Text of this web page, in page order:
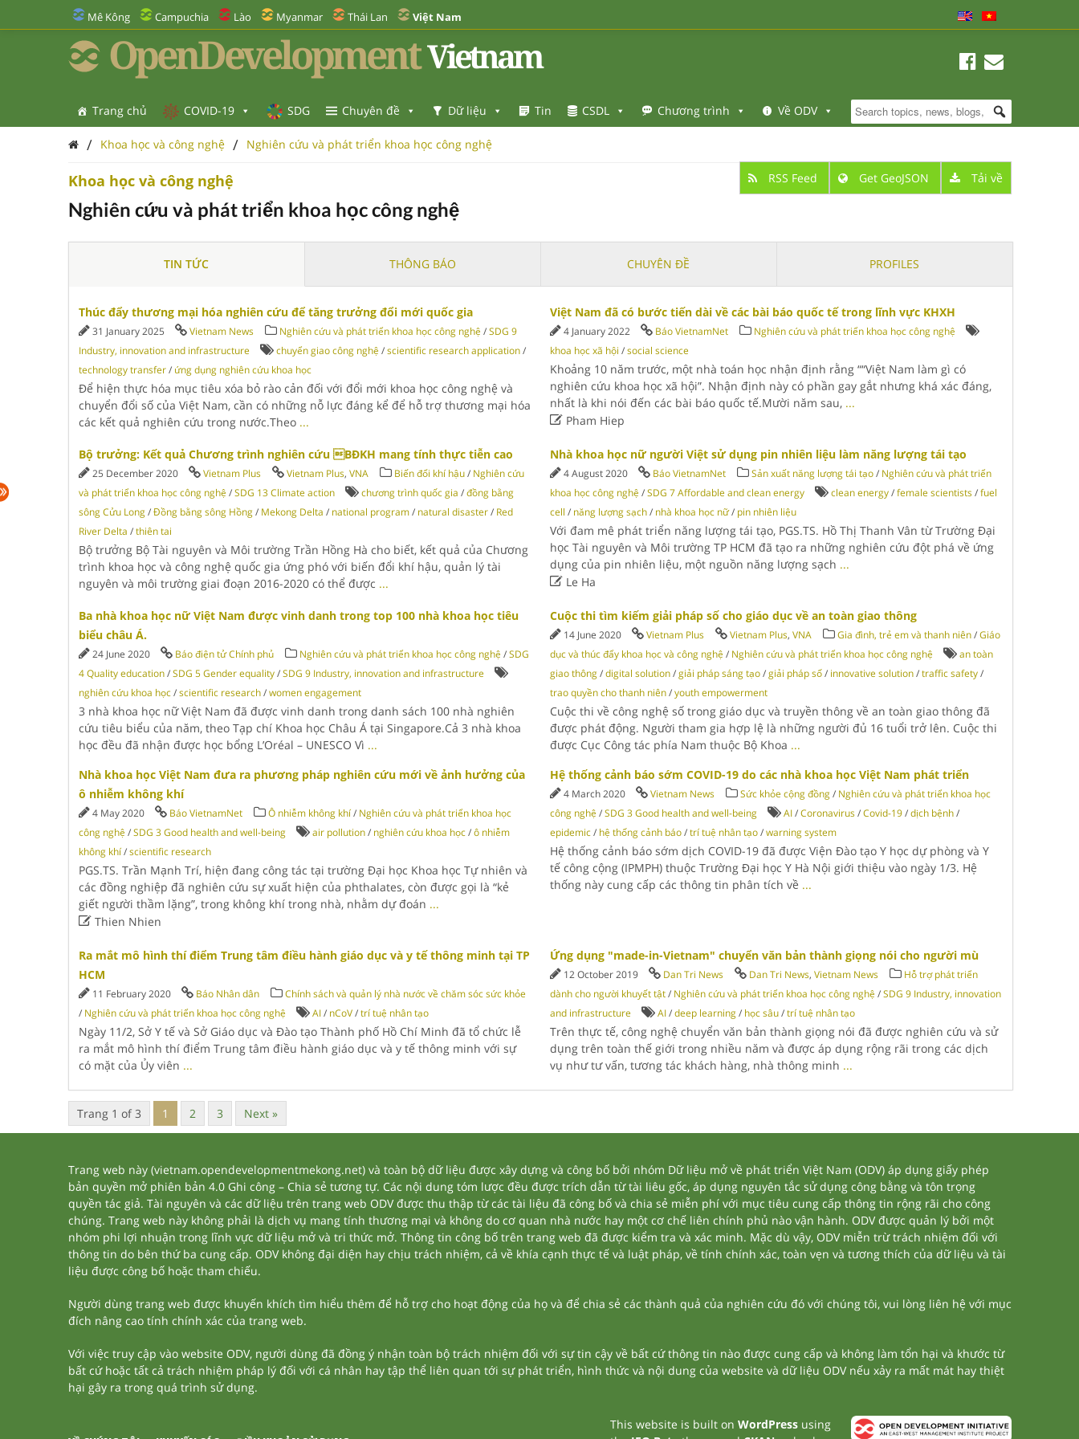
Mê Kông Campuchia Lào Myanmar Thái Lan Việt Nam
OpenDevelopment Vietnam
Trang chủ COVID-19 SDG Chuyên đề Dữ liệu Tin CSDL Chương trình Về ODV
/ Khoa học và công nghệ / Nghiên cứu và phát triển khoa học công nghệ
Khoa học và công nghệ
Nghiên cứu và phát triển khoa học công nghệ
RSS Feed Get GeoJSON Tải về
TIN TỨC THÔNG BÁO CHUYÊN ĐỀ PROFILES
Thúc đẩy thương mại hóa nghiên cứu để tăng trưởng đổi mới quốc gia
31 January 2025 Vietnam News Nghiên cứu và phát triển khoa học công nghệ /SDG 9
Industry, innovation and infrastructure
chuyển giao công nghệ /scientific research application/
technology transfer/ ứng dụng nghiên cứu khoa học
Để hiện thực hóa mục tiêu xóa bỏ rào cản đối với đổi mới khoa học công nghệ và
chuyển đổi số của Việt Nam, cần có những nỗ lực đáng kể để hỗ trợ thương mại hóa
các kết quả nghiên cứu trong nước.Theo ...
Việt Nam đã có bước tiến dài về các bài báo quốc tế trong lĩnh vực KHXH
4 January 2022 Báo VietnamNet
Nghiên cứu và phát triển khoa học công nghệ
khoa học xã hội /social science
Khoảng 10 năm trước, một nhà toán học nhận định rằng ““Việt Nam làm gì có
nghiên cứu khoa học xã hội”. Nhận định này có phần gay gắt nhưng khá xác đáng,
nhất là khi nói đến các bài báo quốc tế.Mười năm sau, ...
 Pham Hiep
Bộ trưởng: Kết quả Chương trình nghiên cứu BĐKH mang tính thực tiễn cao
25 December 2020 Vietnam Plus Vietnam Plus, VNA Biến đổi khí hậu/ Nghiên cứu
và phát triển khoa học công nghệ /SDG 13 Climate action chương trình quốc gia /đồng bằng
sông Cửu Long/Đồng bằng sông Hồng/ Mekong Delta / national program/ natural disaster/ Red
River Delta /thiên tai
Bộ trưởng Bộ Tài nguyên và Môi trường Trần Hồng Hà cho biết, kết quả của Chương
trình khoa học và công nghệ quốc gia ứng phó với biến đổi khí hậu, quản lý tài
nguyên và môi trường giai đoạn 2016-2020 có thể được ...
Nhà khoa học nữ người Việt sử dụng pin nhiên liệu làm năng lượng tái tạo
4 August 2020 Báo VietnamNet Sản xuất năng lượng tái tạo/ Nghiên cứu và phát triển
khoa học công nghệ /SDG 7 Affordable and clean energy clean energy/female scientists/fuel
cell / năng lượng sạch/ nhà khoa học nữ/ pin nhiên liệu
Với đam mê phát triển năng lượng tái tạo, PGS.TS. Hồ Thị Thanh Vân từ Trường Đại
học Tài nguyên và Môi trường TP HCM đã tạo ra những nghiên cứu đột phá về ứng
dụng của pin nhiên liệu, một nguồn năng lượng sạch ...
 Le Ha
Ba nhà khoa học nữ Việt Nam được vinh danh trong top 100 nhà khoa học tiêu
biểu châu Á.
24 June 2020 Báo điện tử Chính phủ Nghiên cứu và phát triển khoa học công nghệ /SDG
4 Quality education/SDG 5 Gender equality/SDG 9 Industry, innovation and infrastructure
nghiên cứu khoa học/scientific research/women engagement
3 nhà khoa học nữ Việt Nam đã được vinh danh trong danh sách 100 nhà nghiên
cứu tiêu biểu của năm, theo Tạp chí Khoa học Châu Á tại Singapore.Cả 3 nhà khoa
học đều đã nhận được học bổng L’Oréal – UNESCO Vì ...
Cuộc thi tìm kiếm giải pháp số cho giáo dục về an toàn giao thông
14 June 2020 Vietnam Plus Vietnam Plus,VNA Gia đình, trẻ em và thanh niên/Giáo
dục và thúc đẩy khoa học và công nghệ / Nghiên cứu và phát triển khoa học công nghệ
an toàn
giao thông/digital solution/giải pháp sáng tạo/giải pháp số/ innovative solution/traffic safety/
trao quyền cho thanh niên/youth empowerment
Cuộc thi về công nghệ số trong giáo dục và truyền thông về an toàn giao thông đã
được phát động. Người tham gia hợp lệ là những người đủ 16 tuổi trở lên. Cuộc thi
được Cục Công tác phía Nam thuộc Bộ Khoa ...
Nhà khoa học Việt Nam đưa ra phương pháp nghiên cứu mới về ảnh hưởng của
ô nhiễm không khí
4 May 2020 Báo VietnamNet Ô nhiễm không khí/ Nghiên cứu và phát triển khoa học
công nghệ /SDG 3 Good health and well-being air pollution/ nghiên cứu khoa học/ô nhiễm
không khí/scientific research
PGS.TS. Trần Mạnh Trí, hiện đang công tác tại trường Đại học Khoa học Tự nhiên và
các đồng nghiệp đã nghiên cứu sự xuất hiện của phthalates, còn được gọi là “kẻ
giết người thầm lặng”, trong không khí trong nhà, nhằm dự đoán ...
Thien Nhien
Hệ thống cảnh báo sớm COVID-19 do các nhà khoa học Việt Nam phát triển
4 March 2020 Vietnam News Sức khỏe cộng đồng/ Nghiên cứu và phát triển khoa học
công nghệ /SDG 3 Good health and well-being AI/Coronavirus/Covid-19/dịch bệnh/
epidemic/ hệ thống cảnh báo/trí tuệ nhân tạo/warning system
Hệ thống cảnh báo sớm dịch COVID-19 đã được Viện Đào tạo Y học dự phòng và Y
tế công cộng (IPMPH) thuộc Trường Đại học Y Hà Nội giới thiệu vào ngày 1/3. Hệ
thống này cung cấp các thông tin phân tích về ...
Ra mắt mô hình thí điểm Trung tâm điều hành giáo dục và y tế thông minh tại TP
HCM
11 February 2020 Báo Nhân dân
Chính sách và quản lý nhà nước về chăm sóc sức khỏe
/ Nghiên cứu và phát triển khoa học công nghệ AI/ nCoV/trí tuệ nhân tạo
Ngày 11/2, Sở Y tế và Sở Giáo dục và Đào tạo Thành phố Hồ Chí Minh đã tổ chức lễ
ra mắt mô hình thí điểm Trung tâm điều hành giáo dục và y tế thông minh với sự
có mặt của Ủy viên ...
Ứng dụng "made-in-Vietnam" chuyển văn bản thành giọng nói cho người mù
12 October 2019 Dan Tri News Dan Tri News,Vietnam News
Hỗ trợ phát triển
dành cho người khuyết tật/ Nghiên cứu và phát triển khoa học công nghệ /SDG 9 Industry, innovation
and infrastructure
AI/deep learning/ học sâu/trí tuệ nhân tạo
Trên thực tế, công nghệ chuyển văn bản thành giọng nói đã được nghiên cứu và sử
dụng trên toàn thế giới trong nhiều năm và được áp dụng rộng rãi trong các dịch
vụ như tư vấn, tương tác khách hàng, nhà thông minh ...
Trang 1 of 3 1 2 3 Next »
Trang web này (vietnam.opendevelopmentmekong.net) và toàn bộ dữ liệu được xây dựng và công bố bởi nhóm Dữ liệu mở về phát triển Việt Nam (ODV) áp dụng giấy phép
bản quyền mở phiên bản 4.0 Ghi công – Chia sẻ tương tự. Các nội dung tóm lược đều được trích dẫn từ tài liêu gốc, áp dụng nguyên tắc sử dụng công bằng và tôn trọng
quyền tác giả. Tài nguyên và các dữ liệu trên trang web ODV được thu thập từ các tài liệu đã công bố và chia sẻ miễn phí với mục tiêu cung cấp thông tin rộng rãi cho công
chúng. Trang web này không phải là dịch vụ mang tính thương mại và không do cơ quan nhà nước hay một cơ chế liên chính phủ nào vận hành. ODV được quản lý bởi một
nhóm phi lợi nhuận trong lĩnh vực dữ liệu mở và tri thức mở. Thông tin công bố trên trang web đã được kiểm tra và xác minh. Mặc dù vậy, ODV miễn trừ trách nhiệm đối với
thông tin do bên thứ ba cung cấp. ODV không đại diện hay chịu trách nhiệm, cả về khía cạnh thực tế và luật pháp, về tính chính xác, toàn vẹn và tương thích của dữ liệu và tài
liệu được công bố hoặc tham chiếu.
Người dùng trang web được khuyến khích tìm hiểu thêm để hỗ trợ cho hoạt động của họ và để chia sẻ các thành quả của nghiên cứu đó với chúng tôi, vui lòng liên hệ với mục
đích nâng cao tính chính xác của trang web.
Với việc truy cập vào website ODV, người dùng đã đồng ý nhận toàn bộ trách nhiệm đối với sự tin cậy về bất cứ thông tin nào được cung cấp và không làm tổn hại và khước từ
bất cứ hoặc tất cả trách nhiệm pháp lý đối với cá nhân hay tập thể liên quan tới sự phát triển, hình thức và nội dung của website và dữ liệu ODV nếu xảy ra mất mát hay thiệt
hại gây ra trong quá trình sử dụng.
This website is built on WordPressusing